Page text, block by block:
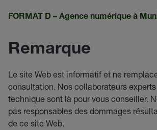
FORMAT D – Agence numérique à
Remarque
Le site Web est informatif et ne
consultation. Nos collaborateurs
technique sont là pour vous conseiller.
pas responsables des dommages
de ce site Web.